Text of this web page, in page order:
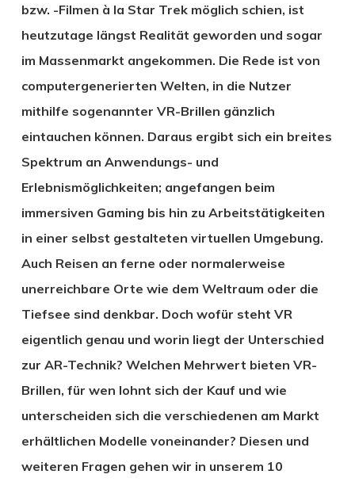
bzw. -Filmen à la Star Trek möglich schien, ist
heutzutage längst Realität geworden und sogar
im Massenmarkt angekommen. Die Rede ist von
computergenerierten Welten, in die Nutzer
mithilfe sogenannter VR-Brillen gänzlich
eintauchen können. Daraus ergibt sich ein breites
Spektrum an Anwendungs- und
Erlebnismöglichkeiten; angefangen beim
immersiven Gaming bis hin zu Arbeitstätigkeiten
in einer selbst gestalteten virtuellen Umgebung.
Auch Reisen an ferne oder normalerweise
unerreichbare Orte wie dem Weltraum oder die
Tiefsee sind denkbar. Doch wofür steht VR
eigentlich genau und worin liegt der Unterschied
zur AR-Technik? Welchen Mehrwert bieten VR-
Brillen, für wen lohnt sich der Kauf und wie
unterscheiden sich die verschiedenen am Markt
erhältlichen Modelle voneinander? Diesen und
weiteren Fragen gehen wir in unserem 10